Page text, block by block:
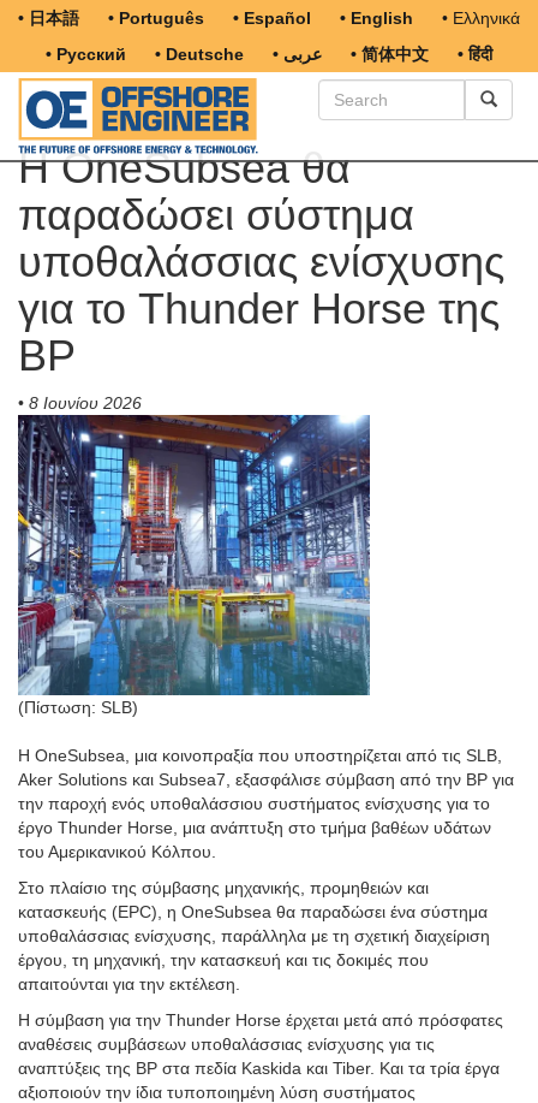
• 日本語 • Português • Español • English
• Ελληνικά
• Русский
• Deutsche • عربى • 简体中文 • हिंदी
Η OneSubsea θα
παραδώσει σύστημα
υποθαλάσσιας ενίσχυσης
για το Thunder Horse της
BP
• 8 Ιουνίου 2026
(Πίστωση: SLB)
Η OneSubsea, μια κοινοπραξία που υποστηρίζεται από τις SLB,
Aker Solutions και Subsea7, εξασφάλισε σύμβαση από την BP για
την παροχή ενός υποθαλάσσιου συστήματος ενίσχυσης για το
έργο Thunder Horse, μια ανάπτυξη στο τμήμα βαθέων υδάτων
του Αμερικανικού Κόλπου.
Στο πλαίσιο της σύμβασης μηχανικής, προμηθειών και
κατασκευής (EPC), η OneSubsea θα παραδώσει ένα σύστημα
υποθαλάσσιας ενίσχυσης, παράλληλα με τη σχετική διαχείριση
έργου, τη μηχανική, την κατασκευή και τις δοκιμές που
απαιτούνται για την εκτέλεση.
Η σύμβαση για την Thunder Horse έρχεται μετά από πρόσφατες
αναθέσεις συμβάσεων υποθαλάσσιας ενίσχυσης για τις
αναπτύξεις της BP στα πεδία Kaskida και Tiber. Και τα τρία έργα
αξιοποιούν την ίδια τυποποιημένη λύση συστήματος